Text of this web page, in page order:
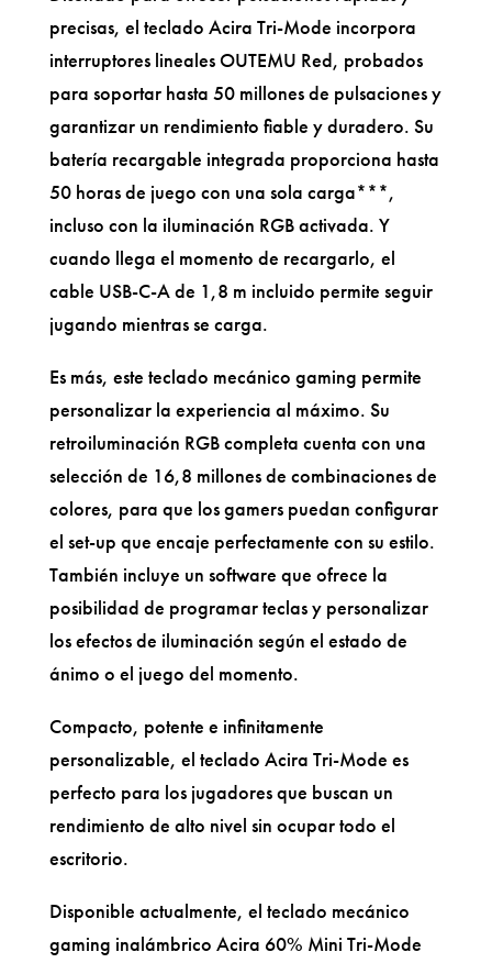
precisas, el teclado Acira Tri-Mode incorpora
interruptores lineales OUTEMU Red, probados
para soportar hasta 50 millones de pulsaciones y
garantizar un rendimiento fiable y duradero. Su
batería recargable integrada proporciona hasta
50 horas de juego con una sola carga***,
incluso con la iluminación RGB activada. Y
cuando llega el momento de recargarlo, el
cable USB-C-A de 1,8 m incluido permite seguir
jugando mientras se carga.
Es más, este teclado mecánico gaming permite
personalizar la experiencia al máximo. Su
retroiluminación RGB completa cuenta con una
selección de 16,8 millones de combinaciones de
colores, para que los gamers puedan configurar
el set-up que encaje perfectamente con su estilo.
También incluye un software que ofrece la
posibilidad de programar teclas y personalizar
los efectos de iluminación según el estado de
ánimo o el juego del momento.
Compacto, potente e infinitamente
personalizable, el teclado Acira Tri-Mode es
perfecto para los jugadores que buscan un
rendimiento de alto nivel sin ocupar todo el
escritorio.
Disponible actualmente, el teclado mecánico
gaming inalámbrico Acira 60% Mini Tri-Mode